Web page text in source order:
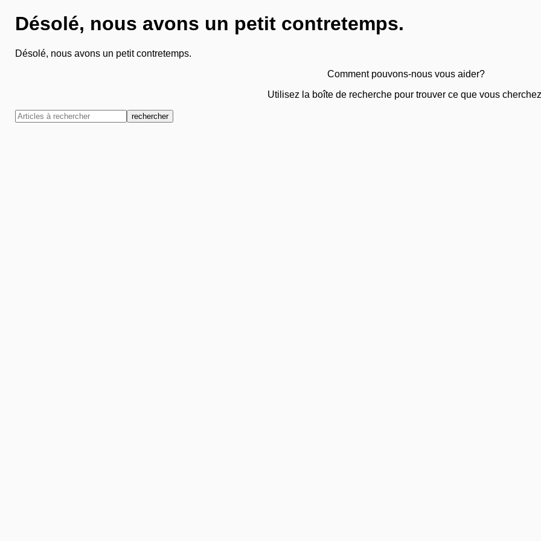
Désolé, nous avons un petit contretemps.
Désolé, nous avons un petit contretemps.
Comment pouvons-nous vous aider?
Utilisez la boîte de recherche pour trouver ce que vous
rechercher